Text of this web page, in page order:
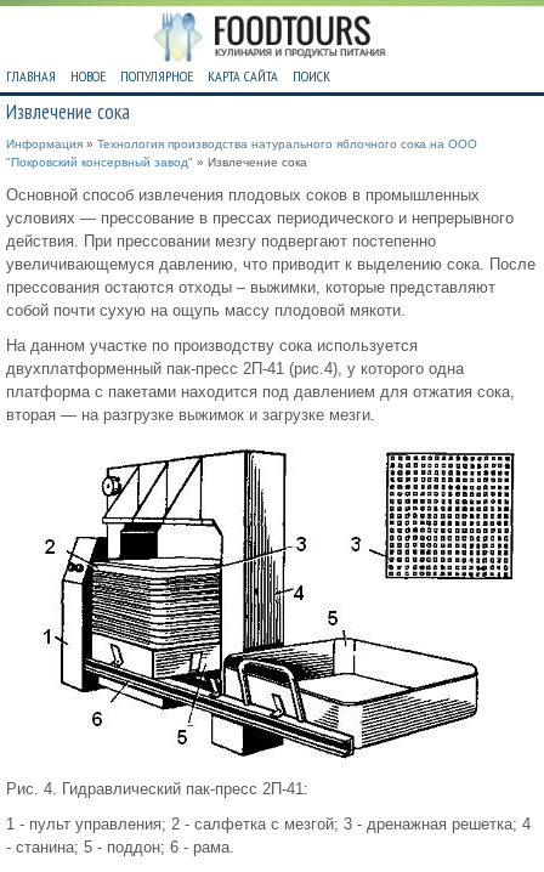
ГЛАВНАЯ НОВОЕ ПОПУЛЯРНОЕ КАРТА САЙТА ПОИСК
Извлечение сока
Информация » Технология производства натурального яблочного сока на ООО
"Покровский консервный завод" » Извлечение сока
Основной способ извлечения плодовых соков в промышленных
условиях — прессование в прессах периодического и непрерывного
действия. При прессовании мезгу подвергают постепенно
увеличивающемуся давлению, что приводит к выделению сока. После
прессования остаются отходы – выжимки, которые представляют
собой почти сухую на ощупь массу плодовой мякоти.
На данном участке по производству сока используется
двухплатформенный пак-пресс 2П-41 (рис.4), у которого одна
платформа с пакетами находится под давлением для отжатия сока,
вторая — на разгрузке выжимок и загрузке мезги.
Рис. 4. Гидравлический пак-пресс 2П-41:
1 - пульт управления; 2 - салфетка с мезгой; 3 - дренажная решетка; 4
- станина; 5 - поддон; 6 - рама.